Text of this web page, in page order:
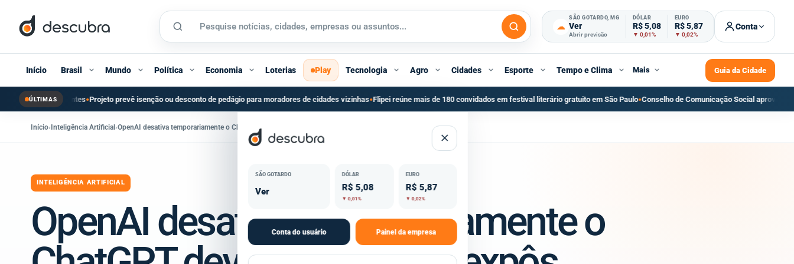
☁
SÃO GOTARDO, MG
Ver
Abrir previsão
DÓLAR
R$ 5,08
▼ 0,01%
EURO
R$ 5,87
▼ 0,02%
Conta
Início Brasil Mundo Política Economia Loterias Play Tecnologia Agro Cidades Esporte Tempo e Clima Mais Guia da Cidade
ÚLTIMAS
prevê isenção ou desconto de pedágio para moradores de cidades vizinhas●Flipei reúne mais de 180 convidados em festival literário gratuito em São Paulo●Conselho de Comunicação Social aprova recomendação sobre
SÃO GOTARDO
Ver
DÓLAR
R$ 5,08
▼ 0,01%
EURO
R$ 5,87
▼ 0,02%
Conta do usuário Painel da empresa
Início›Inteligência Artificial›OpenAI desativa temporariamente o ChatGPT devido a bug que expôs informações pessoais dos usuários
INTELIGÊNCIA ARTIFICIAL
OpenAI desativa temporariamente o